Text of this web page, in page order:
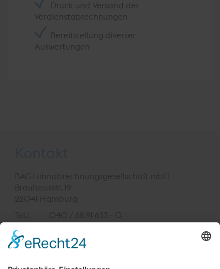
Druck und Versand der
Verdienstabrechnungen
Bereitstellung diverser
Auswertungen
E-Mail:
info@bag-lohn.de